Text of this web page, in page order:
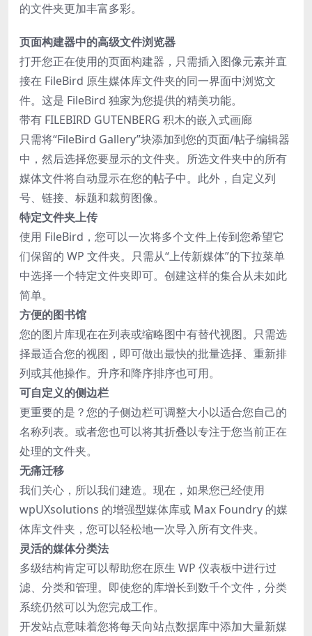
的文件夹更加丰富多彩。
页面构建器中的高级文件浏览器
打开您正在使用的页面构建器，只需插入图像元素并直
接在 FileBird 原生媒体库文件夹的同一界面中浏览文
件。这是 FileBird 独家为您提供的精美功能。
带有 FILEBIRD GUTENBERG 积木的嵌入式画廊
只需将“FileBird Gallery”块添加到您的页面/帖子编辑器
中，然后选择您要显示的文件夹。所选文件夹中的所有
媒体文件将自动显示在您的帖子中。此外，自定义列
号、链接、标题和裁剪图像。
特定文件夹上传
使用 FileBird，您可以一次将多个文件上传到您希望它
们保留的 WP 文件夹。只需从“上传新媒体”的下拉菜单
中选择一个特定文件夹即可。创建这样的集合从未如此
简单。
方便的图书馆
您的图片库现在在列表或缩略图中有替代视图。只需选
择最适合您的视图，即可做出最快的批量选择、重新排
列或其他操作。升序和降序排序也可用。
可自定义的侧边栏
更重要的是？您的子侧边栏可调整大小以适合您自己的
名称列表。或者您也可以将其折叠以专注于您当前正在
处理的文件夹。
无痛迁移
我们关心，所以我们建造。现在，如果您已经使用
wpUXsolutions 的增强型媒体库或 Max Foundry 的媒
体库文件夹，您可以轻松地一次导入所有文件夹。
灵活的媒体分类法
多级结构肯定可以帮助您在原生 WP 仪表板中进行过
滤、分类和管理。即使您的库增长到数千个文件，分类
系统仍然可以为您完成工作。
开发站点意味着您将每天向站点数据库中添加大量新媒